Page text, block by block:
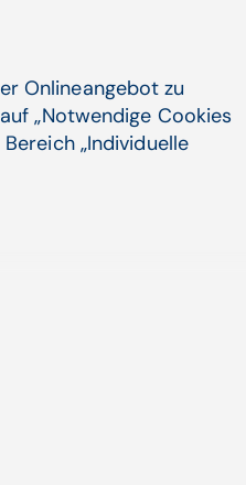
Onlineangebot zu
„Notwendige Cookies
„Individuelle